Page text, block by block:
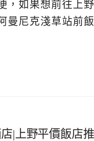
，如果想前往上
曼尼克淺草站前
|上野平價飯店